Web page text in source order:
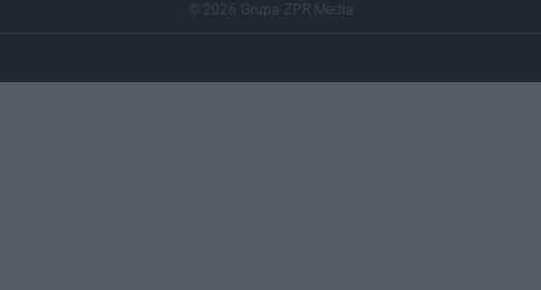
© 2026 Grupa ZPR Media